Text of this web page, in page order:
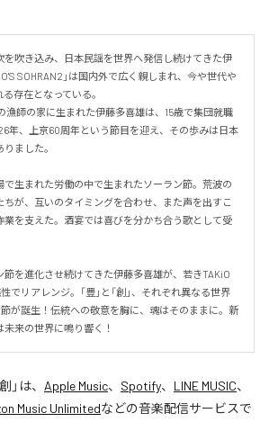
を吹き込み、日本民謡を世界へ発信し続けてきた伊
SOHRAN2」は国内外で広く親しまれ、今や世代や
存在となっている。
漁師の家に生まれた伊藤多喜雄は、15歳で集団就職
年、上京60周年という節目を迎え、その歩みは日本
ました。
で生まれた労働の中で生まれたソーラン節。荒波の
ちが、互いのタイミングを合わせ、また声を出すこ
業を支えた。酒宴では喜びを分かち合う歌として受
を進化させ続けてきた伊藤多喜雄が、若きTAKiO
でリアレンジ。「豊」と「創」、それぞれ異なる世界
が誕生！伝統への敬意を胸に、魂はそのままに。新
来の世界に鳴り響く！
」は、 Apple Music、 Spotify、 LINE MUSIC、
Music Unlimitedなどの音楽配信サービスで